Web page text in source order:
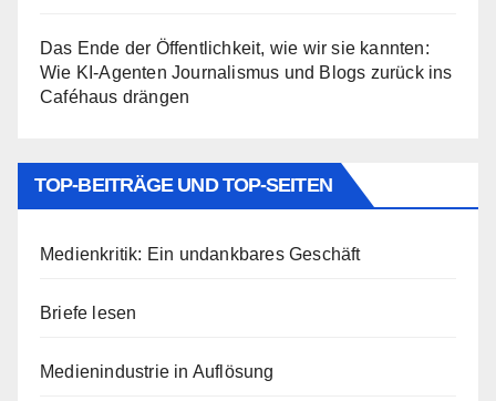
Das Ende der Öffentlichkeit, wie wir sie kannten:
Wie KI-Agenten Journalismus und Blogs zurück ins
Caféhaus drängen
TOP-BEITRÄGE UND TOP-SEITEN
Medienkritik: Ein undankbares Geschäft
Briefe lesen
Medienindustrie in Auflösung